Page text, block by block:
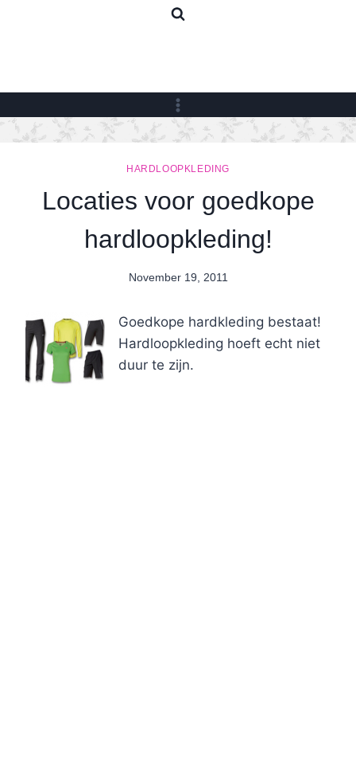
HARDLOOPKLEDING
Locaties voor goedkope
hardloopkleding!
By
November 19, 2011
Goedkope hardkleding bestaat!
Hardloopkleding hoeft echt niet
duur te zijn.